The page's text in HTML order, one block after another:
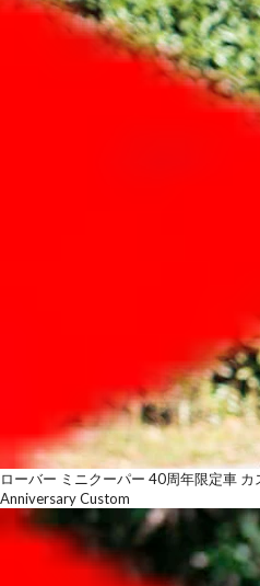
ローバー ミニクーパー 40周年限定車
Anniversary Custom